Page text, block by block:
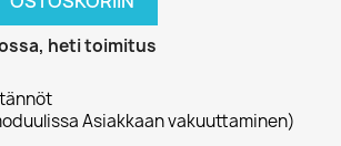
heti toimitus
Asiakkaan vakuuttaminen)